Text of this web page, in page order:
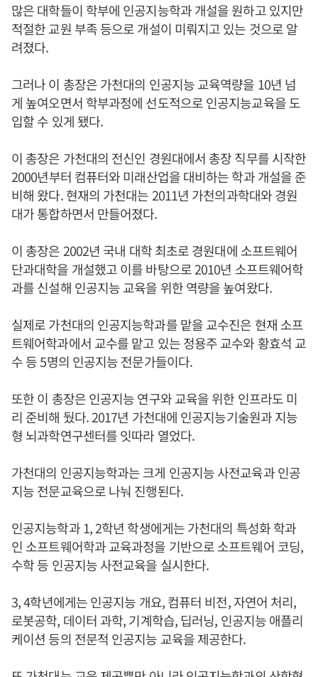
많은 대학들이 학부에 인공지능학과 개설을 원하고 있지만
적절한 교원 부족 등으로 개설이 미뤄지고 있는 것으로 알
려졌다.
그러나 이 총장은 가천대의 인공지능 교육역량을 10년 넘
게 높여오면서 학부과정에 선도적으로 인공지능교육을 도
입할 수 있게 됐다.
이 총장은 가천대의 전신인 경원대에서 총장 직무를 시작한
2000년부터 컴퓨터와 미래산업을 대비하는 학과 개설을 준
비해 왔다. 현재의 가천대는 2011년 가천의과학대와 경원
대가 통합하면서 만들어졌다.
이 총장은 2002년 국내 대학 최초로 경원대에 소프트웨어
단과대학을 개설했고 이를 바탕으로 2010년 소프트웨어학
과를 신설해 인공지능 교육을 위한 역량을 높여왔다.
실제로 가천대의 인공지능학과를 맡을 교수진은 현재 소프
트웨어학과에서 교수를 맡고 있는 정용주 교수와 황효석 교
수 등 5명의 인공지능 전문가들이다.
또한 이 총장은 인공지능 연구와 교육을 위한 인프라도 미
리 준비해 뒀다. 2017년 가천대에 인공지능기술원과 지능
형 뇌과학연구센터를 잇따라 열었다.
가천대의 인공지능학과는 크게 인공지능 사전교육과 인공
지능 전문교육으로 나눠 진행된다.
인공지능학과 1, 2학년 학생에게는 가천대의 특성화 학과
인 소프트웨어학과 교육과정을 기반으로 소프트웨어 코딩,
수학 등 인공지능 사전교육을 실시한다.
3, 4학년에게는 인공지능 개요, 컴퓨터 비전, 자연어 처리,
로봇공학, 데이터 과학, 기계학습, 딥러닝, 인공지능 애플리
케이션 등의 전문적 인공지능 교육을 제공한다.